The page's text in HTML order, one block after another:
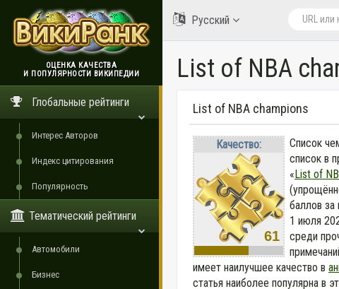
ВикиРанк
ОЦЕНКА КАЧЕСТВА
И ПОПУЛЯРНОСТИ ВИКИПЕДИИ
Глобальные рейтинги
Интерес Авторов
Индекс цитирования
Популярность
Тематический рейтинги
Автомобили
Бизнес
Русский
List of NBA
List of NBA champions
Качество:
61
Список
список в
«List of
баллов за
1 июля
среди
имеет наилучшее качество в
статья наиболее популярна в